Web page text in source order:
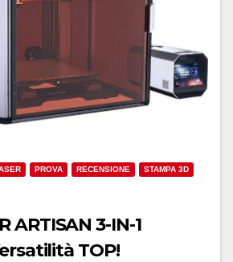
PROVA RECENSIONE STAMPA 3D
ARTISAN 3-IN-1
TOP!